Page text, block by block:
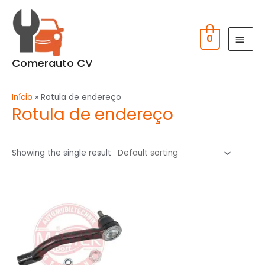
content
Comerauto CV
0
Início » Rotula de endereço
Rotula de endereço
Showing the single result